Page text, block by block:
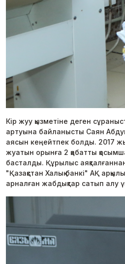
Кір жуу қызметіне деген
артуына байланысты Саян
аясын кеңейтпек болды. 2017
жуатын орынға 2 қабатты
басталды. Құрылыс
"Қазақстан Халық банкі" АҚ
арналған жабдықтар сатып алу